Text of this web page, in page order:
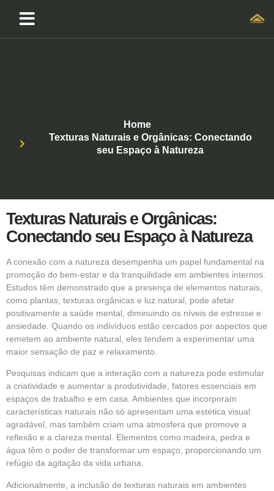
Home
Texturas Naturais e Orgânicas: Conectando
seu Espaço à Natureza
Texturas Naturais e Orgânicas:
Conectando seu Espaço à Natureza
A conexão com a natureza desempenha um papel fundamental na
promoção do bem-estar e da tranquilidade em ambientes internos.
Estudos têm demonstrado que a presença de elementos naturais,
como plantas, texturas orgânicas e luz natural, pode afetar
positivamente a saúde mental, diminuindo os níveis de estresse e
ansiedade. Quando os indivíduos estão cercados por aspectos que
remetem ao ambiente natural, eles tendem a experimentar uma
maior sensação de paz e relaxamento.
Pesquisas indicam que a interação com a natureza pode estimular
a criatividade e aumentar a produtividade, fatores essenciais em
espaços de trabalho e em casa. Ambientes que incorporam
características naturais não só apresentam uma estética visual
agradável, mas também criam uma atmosfera que promove a
reflexão e a clareza mental. Elementos como madeira, pedra e
água têm o poder de transformar um espaço, proporcionando um
refúgio da agitação da vida urbana.
Adicionalmente, a inclusão de texturas naturais em ambientes